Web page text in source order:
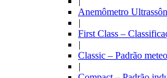
Anemômetro
|
First Class –
|
Classic – Padrão
|